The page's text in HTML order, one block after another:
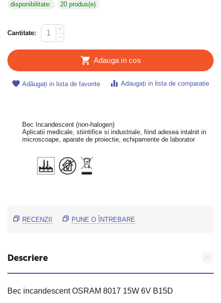
disponibilitate: 20 produs(e)
Cantitate:
+
−
Adauga in cos
Adăugați in lista de favorite Adaugați in lista de comparatie
Bec Incandescent (non-halogen)
Aplicatii medicale, stiintifice si industriale, fiind adesea intalnit in
microscoape, aparate de proiectie, echipamente de laborator
RECENZII PUNE O ÎNTREBARE
Descriere
Bec incandescent OSRAM 8017 15W 6V B15D